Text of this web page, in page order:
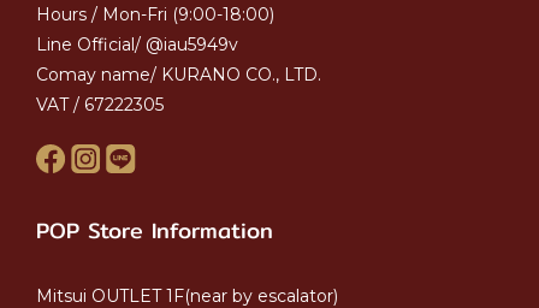
Hours / Mon-Fri (9:00-18:00)
Line Official/ @iau5949v
Comay name/ KURANO CO., LTD.
VAT / 67222305
POP Store Information
Mitsui OUTLET 1F(near by escalator)